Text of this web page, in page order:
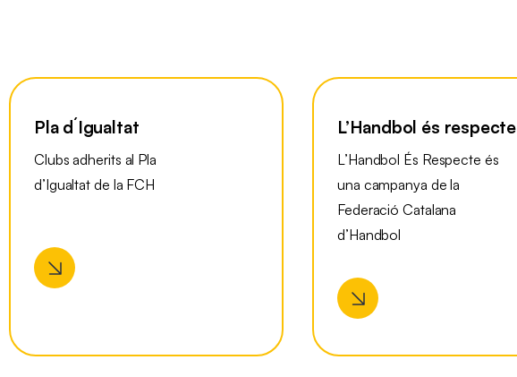
Pla d´Igualtat
Clubs adherits al Pla
d’Igualtat de la FCH
L’Handbol és respecte
L’Handbol És Respecte és
una campanya de la
Federació Catalana
d’Handbol